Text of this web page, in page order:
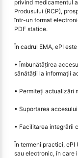
privind medicamentul
Produsului (RCP),
într-un format
PDF statice.
În cadrul EMA, ePI
• Îmbunătățirea
sănătății la informații
• Permiteți actualizări
• Suportarea
• Facilitarea integrării
În termeni practici, ePI
sau electronic, în care